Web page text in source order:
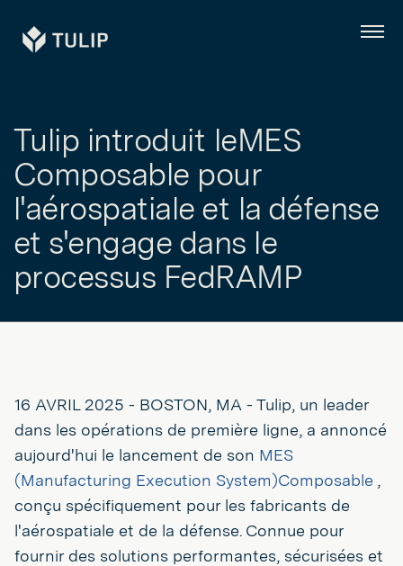
Tulip Menu
Tulip introduit leMES
Composable pour
l'aérospatiale et la défense
et s'engage dans le
processus FedRAMP
16 AVRIL 2025 - BOSTON, MA - Tulip, un leader
dans les opérations de première ligne, a annoncé
aujourd'hui le lancement de son MES
(Manufacturing Execution System)Composable ,
conçu spécifiquement pour les fabricants de
l'aérospatiale et de la défense. Connue pour
fournir des solutions performantes, sécurisées et